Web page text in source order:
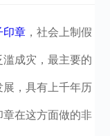
印章 ，社会上制假
成灾，最主要的
展，具有上千年历
章在这方面做的非